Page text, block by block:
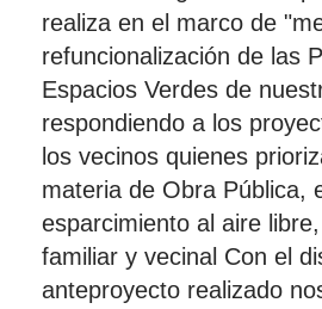
realiza en el marco de
refuncionalización de las
Espacios Verdes de
respondiendo a los
los vecinos quienes
materia de Obra Pública,
esparcimiento al aire
familiar y vecinal Con el
anteproyecto realizado